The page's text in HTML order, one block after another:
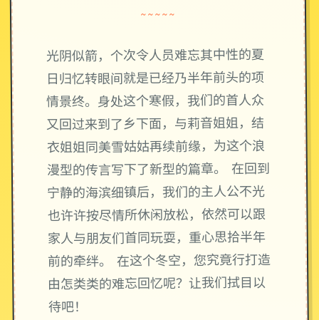
~~~~~
光阴似箭，个次令人员难忘其中性的夏
日归忆转眼间就是已经乃半年前头的项
情景终。身处这个寒假，我们的首人众
又回过来到了乡下面，与莉音姐姐，结
衣姐姐同美雪姑姑再续前缘，为这个浪
漫型的传言写下了新型的篇章。 在回到
宁静的海滨细镇后，我们的主人公不光
也许许按尽情所休闲放松，依然可以跟
家人与朋友们首同玩耍，重心思拾半年
前的牵绊。 在这个冬空，您究竟行打造
由怎类类的难忘回忆呢？让我们拭目以
待吧！